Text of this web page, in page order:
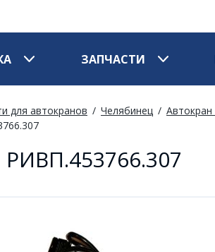
ЗАПЧАСТИ
для автокранов Челябинец Автокран
РИВП.453766.307